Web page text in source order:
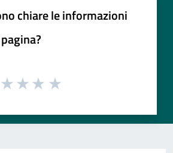
chiare le informazioni